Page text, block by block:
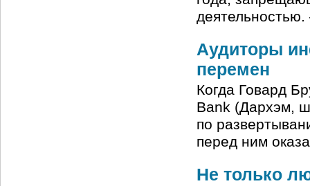
Аудиторы
перемен
Когда Говард
Bank (Дархэм,
по
перед ним
Не только